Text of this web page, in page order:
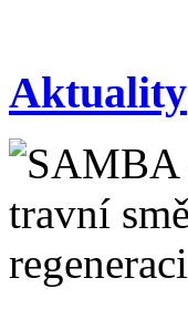
Aktuality